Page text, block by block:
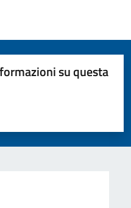
su questa
5